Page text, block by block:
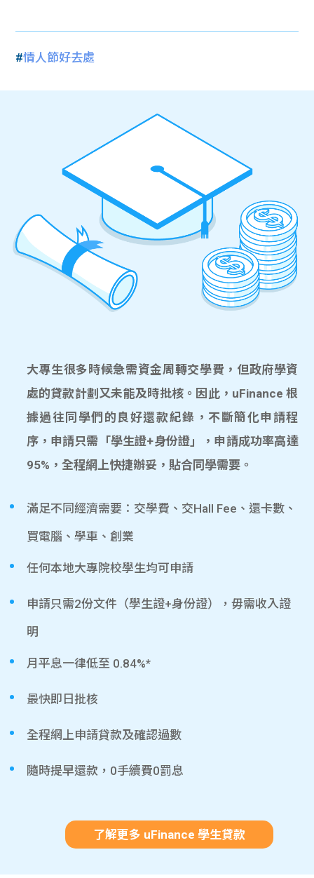
#情人節好去處
大專生很多時候急需資金周轉交學費，但政府學資
處的貸款計劃又未能及時批核。因此，uFinance 根
據過往同學們的良好還款紀錄，不斷簡化申請程
序，申請只需「學生證+身份證」，申請成功率高達
95%，全程網上快捷辦妥，貼合同學需要。
滿足不同經濟需要：交學費、交Hall Fee、還卡數、
買電腦、學車、創業
任何本地大專院校學生均可申請
申請只需2份文件（學生證+身份證），毋需收入證
明
月平息一律低至 0.84%*
最快即日批核
全程網上申請貸款及確認過數
隨時提早還款，0手續費0罰息
了解更多 uFinance 學生貸款